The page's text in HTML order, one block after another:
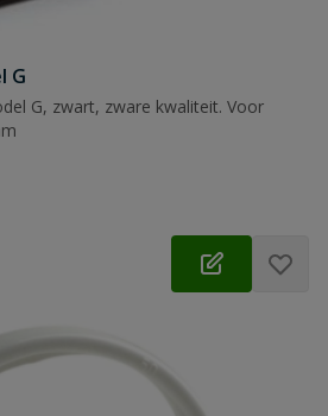
G
G, zwart, zware kwaliteit. Voor